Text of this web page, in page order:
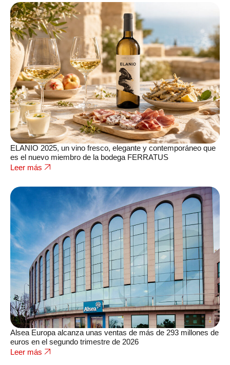
ELANIO 2025, un vino fresco, elegante y contemporáneo que
es el nuevo miembro de la bodega FERRATUS
Leer más
Alsea Europa alcanza unas ventas de más de 293 millones de
euros en el segundo trimestre de 2026
Leer más